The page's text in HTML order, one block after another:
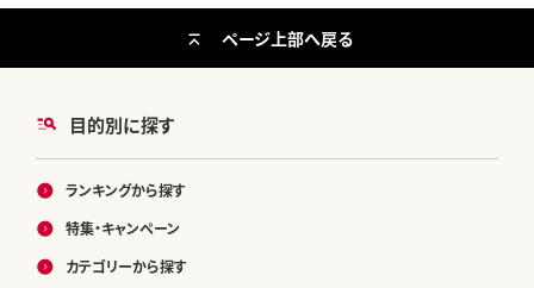
目的別に探す
ランキングから探す
特集・キャンペーン
カテゴリーから探す
ページ上部へ戻る